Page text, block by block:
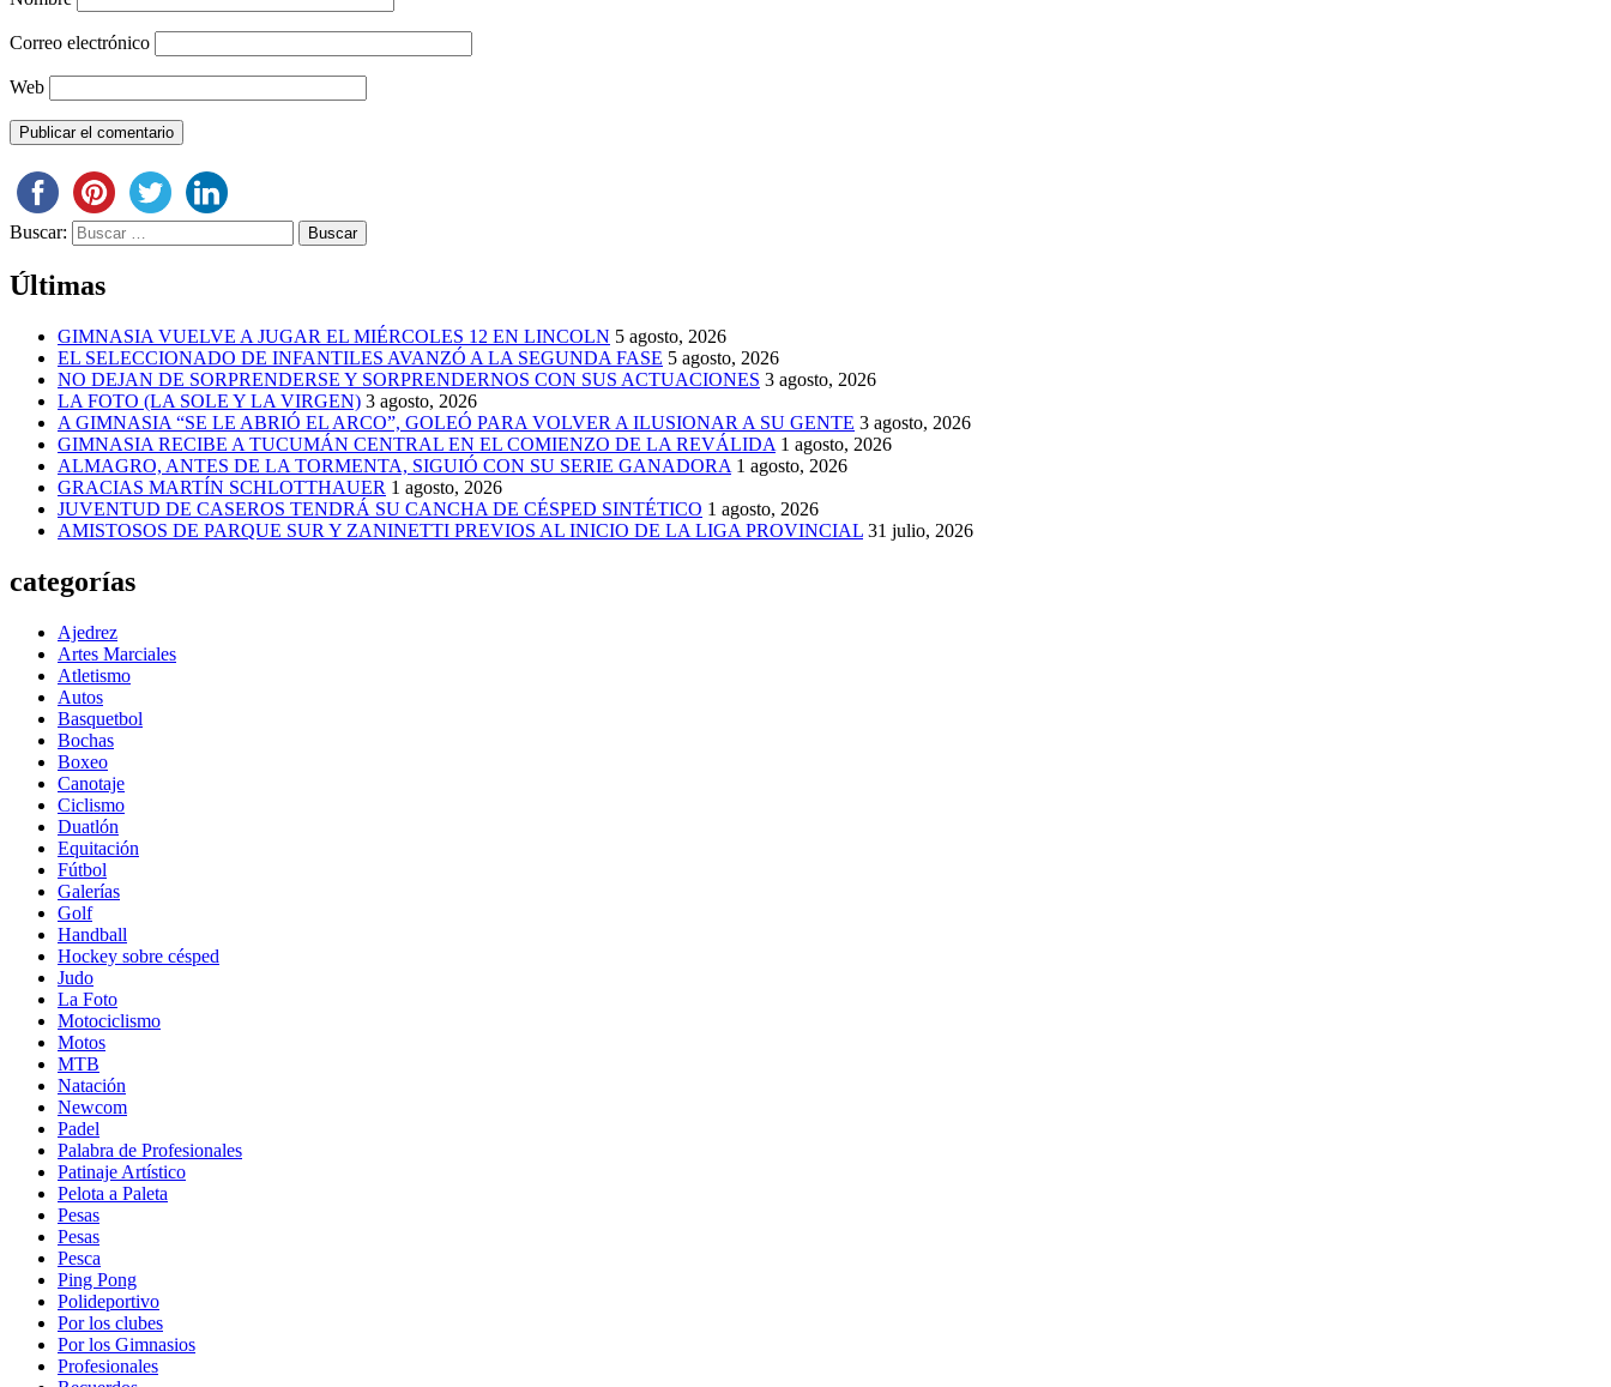
Correo electrónico
Web
Buscar:
Últimas
GIMNASIA VUELVE A JUGAR EL MIÉRCOLES 12 EN LINCOLN 5 agosto, 2026
EL SELECCIONADO DE INFANTILES AVANZÓ A LA SEGUNDA FASE 5 agosto, 2026
NO DEJAN DE SORPRENDERSE Y SORPRENDERNOS CON SUS ACTUACIONES 3 agosto, 2026
LA FOTO (LA SOLE Y LA VIRGEN) 3 agosto, 2026
A GIMNASIA “SE LE ABRIÓ EL ARCO”, GOLEÓ PARA VOLVER A ILUSIONAR A SU GENTE 3 agosto, 2026
GIMNASIA RECIBE A TUCUMÁN CENTRAL EN EL COMIENZO DE LA REVÁLIDA 1 agosto, 2026
ALMAGRO, ANTES DE LA TORMENTA, SIGUIÓ CON SU SERIE GANADORA 1 agosto, 2026
GRACIAS MARTÍN SCHLOTTHAUER 1 agosto, 2026
JUVENTUD DE CASEROS TENDRÁ SU CANCHA DE CÉSPED SINTÉTICO 1 agosto, 2026
AMISTOSOS DE PARQUE SUR Y ZANINETTI PREVIOS AL INICIO DE LA LIGA PROVINCIAL 31 julio, 2026
categorías
Ajedrez
Artes Marciales
Atletismo
Autos
Basquetbol
Bochas
Boxeo
Canotaje
Ciclismo
Duatlón
Equitación
Fútbol
Galerías
Golf
Handball
Hockey sobre césped
Judo
La Foto
Motociclismo
Motos
MTB
Natación
Newcom
Padel
Palabra de Profesionales
Patinaje Artístico
Pelota a Paleta
Pesas
Pesas
Pesca
Ping Pong
Polideportivo
Por los clubes
Por los Gimnasios
Profesionales